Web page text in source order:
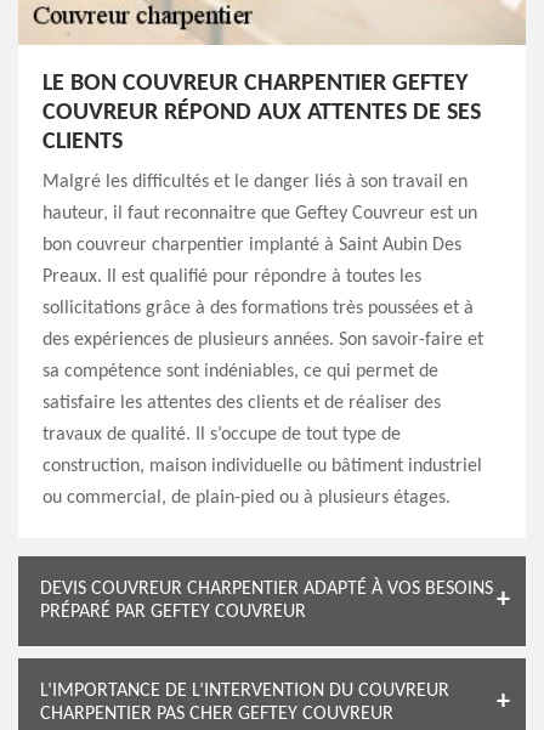
LE BON COUVREUR CHARPENTIER GEFTEY
COUVREUR RÉPOND AUX ATTENTES DE SES
CLIENTS
Malgré les difficultés et le danger liés à son travail en
hauteur, il faut reconnaitre que Geftey Couvreur est un
bon couvreur charpentier implanté à Saint Aubin Des
Preaux. Il est qualifié pour répondre à toutes les
sollicitations grâce à des formations très poussées et à
des expériences de plusieurs années. Son savoir-faire et
sa compétence sont indéniables, ce qui permet de
satisfaire les attentes des clients et de réaliser des
travaux de qualité. Il s’occupe de tout type de
construction, maison individuelle ou bâtiment industriel
ou commercial, de plain-pied ou à plusieurs étages.
DEVIS COUVREUR CHARPENTIER ADAPTÉ À VOS BESOINS
PRÉPARÉ PAR GEFTEY COUVREUR
L’IMPORTANCE DE L’INTERVENTION DU COUVREUR
CHARPENTIER PAS CHER GEFTEY COUVREUR